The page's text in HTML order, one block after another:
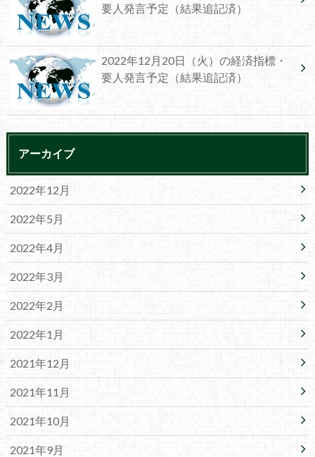
要人発言予定（結果追記済）
2022年12月20日（火）の経済指標・
要人発言予定（結果追記済）
アーカイブ
2022年12月
2022年5月
2022年4月
2022年3月
2022年2月
2022年1月
2021年12月
2021年11月
2021年10月
2021年9月